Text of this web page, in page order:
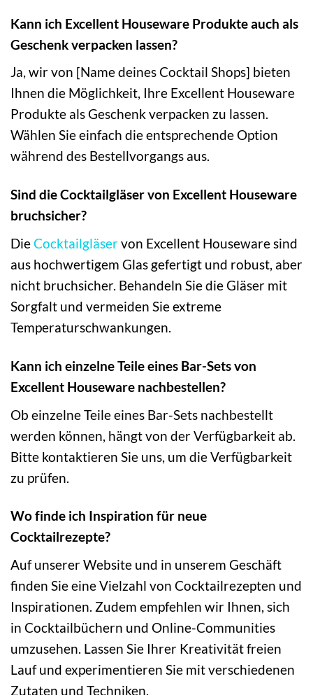
Kann ich Excellent Houseware Produkte auch als
Geschenk verpacken lassen?
Ja, wir von [Name deines Cocktail Shops] bieten
Ihnen die Möglichkeit, Ihre Excellent Houseware
Produkte als Geschenk verpacken zu lassen.
Wählen Sie einfach die entsprechende Option
während des Bestellvorgangs aus.
Sind die Cocktailgläser von Excellent Houseware
bruchsicher?
DieCocktailgläservon Excellent Houseware sind
aus hochwertigem Glas gefertigt und robust, aber
nicht bruchsicher. Behandeln Sie die Gläser mit
Sorgfalt und vermeiden Sie extreme
Temperaturschwankungen.
Kann ich einzelne Teile eines Bar-Sets von
Excellent Houseware nachbestellen?
Ob einzelne Teile eines Bar-Sets nachbestellt
werden können, hängt von der Verfügbarkeit ab.
Bitte kontaktieren Sie uns, um die Verfügbarkeit
zu prüfen.
Wo finde ich Inspiration für neue
Cocktailrezepte?
Auf unserer Website und in unserem Geschäft
finden Sie eine Vielzahl von Cocktailrezepten und
Inspirationen. Zudem empfehlen wir Ihnen, sich
in Cocktailbüchern und Online-Communities
umzusehen. Lassen Sie Ihrer Kreativität freien
Lauf und experimentieren Sie mit verschiedenen
Zutaten und Techniken.